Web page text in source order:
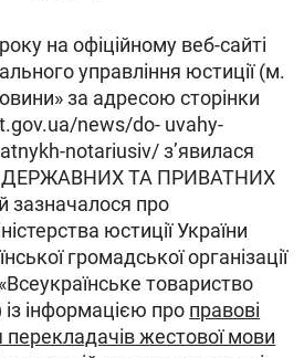
на офіційному веб-сайті
управління юстиції (м.
за адресою сторінки
news/do- uvahy-
notariusiv/ з’явилася
ДЕРЖАВНИХ ТА ПРИВАТНИХ
зазначалося про
юстиції України
громадської організації
товариство
інформацією про правові
перекладачів жестової мови